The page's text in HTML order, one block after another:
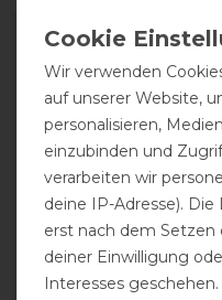
HKM Bowling
Wir verwenden
auf unserer Website,
personalisieren,
einzubinden und
verarbeiten wir
deine IP-Adresse).
erst nach dem Setzen
deiner Einwilligung
Interesses